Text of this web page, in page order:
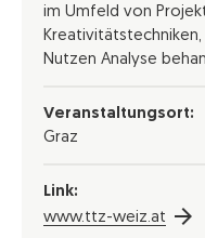
im Umfeld von
Kreativitätstechniken,
Nutzen Analyse
Veranstaltungsort:
Graz
Link:
www.ttz-weiz.at